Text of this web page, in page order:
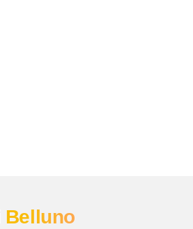
Belluno